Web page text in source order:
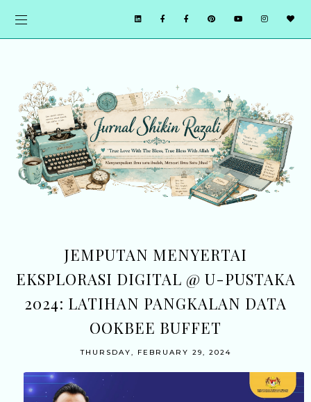
JEMPUTAN MENYERTAI
EKSPLORASI DIGITAL @ U-PUSTAKA
2024: LATIHAN PANGKALAN DATA
OOKBEE BUFFET
THURSDAY, FEBRUARY 29, 2024